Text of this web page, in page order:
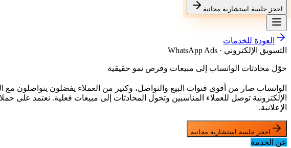
احجز جلسة استشارية مجانية
العودة للخدمات
التسويق الإلكتروني · WhatsApp Ads
حوّل محادثات الواتساب إلى مبيعات وفرص نمو حقيقية
الإلكترونية توصل للعملاء المناسبين وتحول المحادثات إلى مبيعات فعلية. نعتمد
الإعلانية.
احجز جلسة استشارية مجانية
عن الخدمة